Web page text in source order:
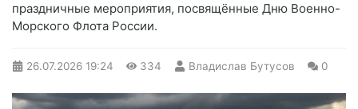
праздничные мероприятия, посвящённые Дню Военно-
Морского Флота России.
26.07.2026 19:24 334 Владислав Бутусов 0